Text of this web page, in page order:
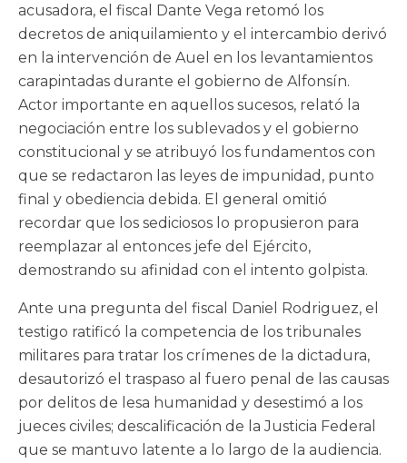
acusadora, el fiscal Dante Vega retomó los
decretos de aniquilamiento y el intercambio derivó
en la intervención de Auel en los levantamientos
carapintadas durante el gobierno de Alfonsín.
Actor importante en aquellos sucesos, relató la
negociación entre los sublevados y el gobierno
constitucional y se atribuyó los fundamentos con
que se redactaron las leyes de impunidad, punto
final y obediencia debida. El general omitió
recordar que los sediciosos lo propusieron para
reemplazar al entonces jefe del Ejército,
demostrando su afinidad con el intento golpista.
Ante una pregunta del fiscal Daniel Rodriguez, el
testigo ratificó la competencia de los tribunales
militares para tratar los crímenes de la dictadura,
desautorizó el traspaso al fuero penal de las causas
por delitos de lesa humanidad y desestimó a los
jueces civiles; descalificación de la Justicia Federal
que se mantuvo latente a lo largo de la audiencia.